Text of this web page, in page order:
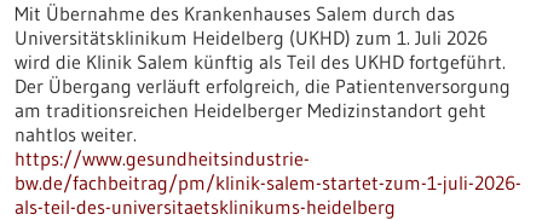
Mit Übernahme des Krankenhauses Salem durch das
Universitätsklinikum Heidelberg (UKHD) zum 1. Juli 2026
wird die Klinik Salem künftig als Teil des UKHD fortgeführt.
Der Übergang verläuft erfolgreich, die Patientenversorgung
am traditionsreichen Heidelberger Medizinstandort geht
nahtlos weiter.
https://www.gesundheitsindustrie-
bw.de/fachbeitrag/pm/klinik-salem-startet-zum-1-juli-2026-
als-teil-des-universitaetsklinikums-heidelberg